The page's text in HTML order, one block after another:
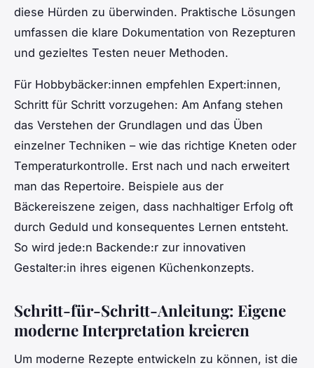
diese Hürden zu überwinden. Praktische Lösungen
umfassen die klare Dokumentation von Rezepturen
und gezieltes Testen neuer Methoden.
Für Hobbybäcker:innen empfehlen Expert:innen,
Schritt für Schritt vorzugehen: Am Anfang stehen
das Verstehen der Grundlagen und das Üben
einzelner Techniken – wie das richtige Kneten oder
Temperaturkontrolle. Erst nach und nach erweitert
man das Repertoire. Beispiele aus der
Bäckereiszene zeigen, dass nachhaltiger Erfolg oft
durch Geduld und konsequentes Lernen entsteht.
So wird jede:n Backende:r zur innovativen
Gestalter:in ihres eigenen Küchenkonzepts.
Schritt-für-Schritt-Anleitung: Eigene
moderne Interpretation kreieren
Um moderne Rezepte entwickeln zu können, ist die